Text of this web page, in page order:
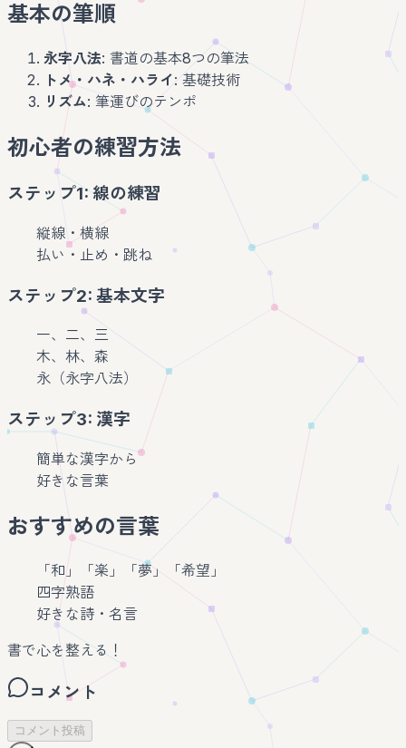
基本の筆順
永字八法: 書道の基本8つの筆法
トメ・ハネ・ハライ: 基礎技術
リズム: 筆運びのテンポ
初心者の練習方法
ステップ1: 線の練習
縦線・横線
払い・止め・跳ね
ステップ2: 基本文字
一、二、三
木、林、森
永（永字八法）
ステップ3: 漢字
簡単な漢字から
好きな言葉
おすすめの言葉
「和」「楽」「夢」「希望」
四字熟語
好きな詩・名言
書で心を整える！
コメント
コメント投稿